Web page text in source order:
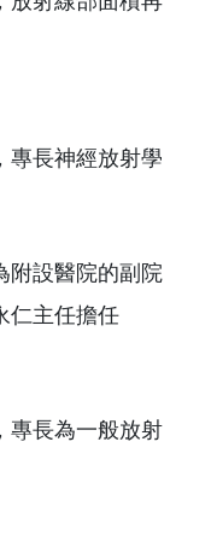
專長神經放射學
附設醫院的副院
仁主任擔任
專長為一般放射